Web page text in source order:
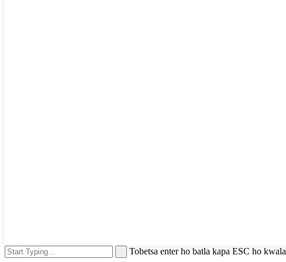
Tobetsa enter ho batla kapa ESC ho kwala